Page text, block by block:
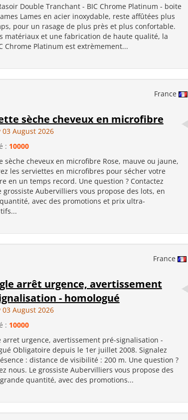
Double Tranchant - BIC Chrome Platinum - boite
Lames en acier inoxydable, reste affûtées plus
pour un rasage de plus près et plus confortable.
matériaux et une fabrication de haute qualité, la
Chrome Platinum est extrèmement...
France
sèche cheveux en microfibre
03 August 2026
: 10000
sèche cheveux en microfibre Rose, mauve ou jaune,
les serviettes en microfibres pour sécher votre
en un temps record. Une question ? Contactez
grossiste Aubervilliers vous propose des lots, en
avec des promotions et prix ultra-
France
arrêt urgence, avertissement
- homologué
03 August 2026
: 10000
arret urgence, avertissement pré-signalisation -
Obligatoire depuis le 1er juillet 2008. Signalez
: distance de visibilité : 200 m. Une question ?
nous. Le grossiste Aubervilliers vous propose des
quantité, avec des promotions...